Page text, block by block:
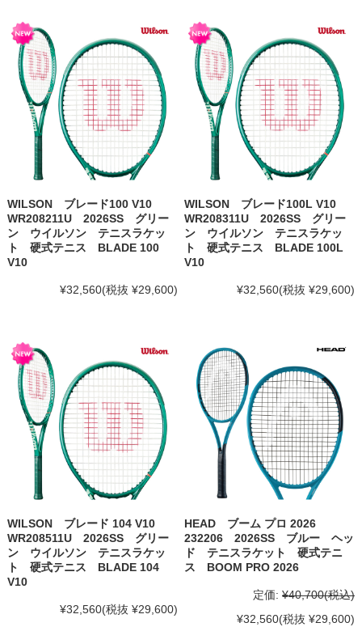
WILSON ブレード100 V10
WR208211U 2026SS グリー
ン ウイルソン テニスラケッ
ト 硬式テニス BLADE 100
V10
¥32,560(税抜 ¥29,600)
WILSON ブレード100L V10
WR208311U 2026SS グリー
ン ウイルソン テニスラケッ
ト 硬式テニス BLADE 100L
V10
¥32,560(税抜 ¥29,600)
WILSON ブレード 104 V10
WR208511U 2026SS グリー
ン ウイルソン テニスラケッ
ト 硬式テニス BLADE 104
V10
¥32,560(税抜 ¥29,600)
HEAD ブーム プロ 2026
232206 2026SS ブルー ヘッ
ド テニスラケット 硬式テニ
ス BOOM PRO 2026
定価: ¥40,700(税込)
¥32,560(税抜 ¥29,600)